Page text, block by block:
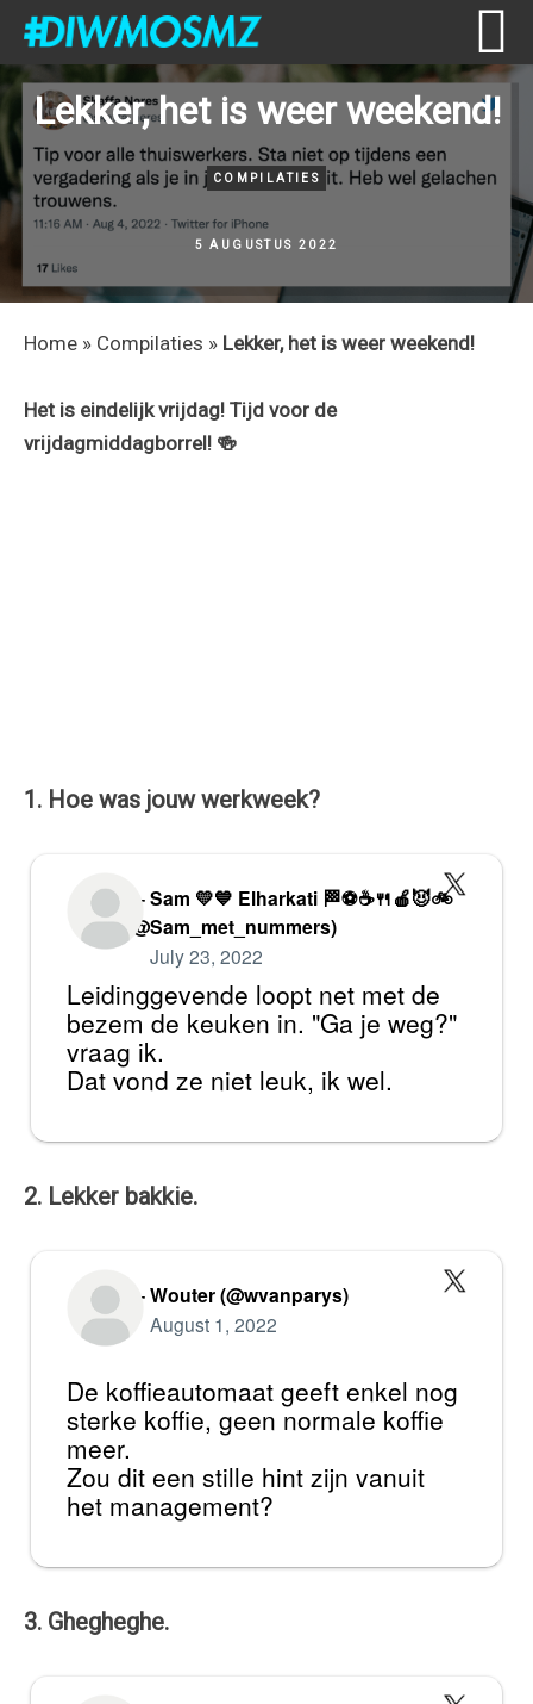
Skip
to
primary
navigation
Skip
to
content
Skip
to
primary
sidebar
Skip
to
footer
Lekker, het is weer weekend!
COMPILATIES
5 AUGUSTUS 2022
Home » Compilaties » Lekker, het is weer weekend!
Het is eindelijk vrijdag! Tijd voor de
vrijdagmiddagborrel! 🍻
1. Hoe was jouw werkweek?
Leidinggevende loopt net met de
bezem de keuken in. "Ga je weg?"
vraag ik.
Dat vond ze niet leuk, ik wel.
— Sam 💛💙 Elharkati 🏁⚽☕🍴🍎😈🚲
(@Sam_met_nummers)
July 23, 2022
2. Lekker bakkie.
De koffieautomaat geeft enkel nog
sterke koffie, geen normale koffie
meer.
Zou dit een stille hint zijn vanuit
het management?
— Wouter (@wvanparys)
August 1, 2022
3. Ghegheghe.